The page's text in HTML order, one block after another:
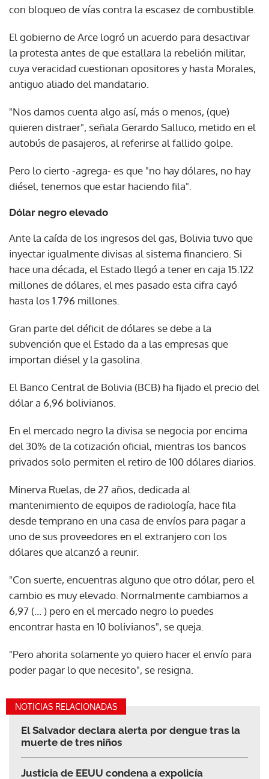
con bloqueo de vías contra la escasez de combustible.
El gobierno de Arce logró un acuerdo para desactivar
la protesta antes de que estallara la rebelión militar,
cuya veracidad cuestionan opositores y hasta Morales,
antiguo aliado del mandatario.
"Nos damos cuenta algo así, más o menos, (que)
quieren distraer", señala Gerardo Salluco, metido en el
autobús de pasajeros, al referirse al fallido golpe.
Pero lo cierto -agrega- es que "no hay dólares, no hay
diésel, tenemos que estar haciendo fila".
Dólar negro elevado
Ante la caída de los ingresos del gas, Bolivia tuvo que
inyectar igualmente divisas al sistema financiero. Si
hace una década, el Estado llegó a tener en caja 15.122
millones de dólares, el mes pasado esta cifra cayó
hasta los 1.796 millones.
Gran parte del déficit de dólares se debe a la
subvención que el Estado da a las empresas que
importan diésel y la gasolina.
El Banco Central de Bolivia (BCB) ha fijado el precio del
dólar a 6,96 bolivianos.
En el mercado negro la divisa se negocia por encima
del 30% de la cotización oficial, mientras los bancos
privados solo permiten el retiro de 100 dólares diarios.
Minerva Ruelas, de 27 años, dedicada al
mantenimiento de equipos de radiología, hace fila
desde temprano en una casa de envíos para pagar a
uno de sus proveedores en el extranjero con los
dólares que alcanzó a reunir.
"Con suerte, encuentras alguno que otro dólar, pero el
cambio es muy elevado. Normalmente cambiamos a
6,97 (... ) pero en el mercado negro lo puedes
encontrar hasta en 10 bolivianos", se queja.
"Pero ahorita solamente yo quiero hacer el envío para
poder pagar lo que necesito", se resigna.
NOTICIAS RELACIONADAS
El Salvador declara alerta por dengue tras la
muerte de tres niños
Justicia de EEUU condena a expolicía